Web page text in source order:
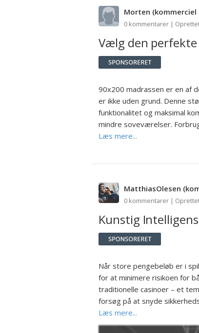
Morten
0 kommentarer |
Vælg den
90x200 madrassen er en af
er ikke uden grund. Denne
funktionalitet og maksimal
mindre soveværelser.
Læs mere...
MatthiasOlesen
0 kommentarer |
Kunstig
Når store pengebeløb er i
for at minimere risikoen for
traditionelle casinoer – et
forsøg på at snyde
Læs mere...